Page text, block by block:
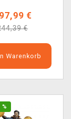
€
€
Warenkorb